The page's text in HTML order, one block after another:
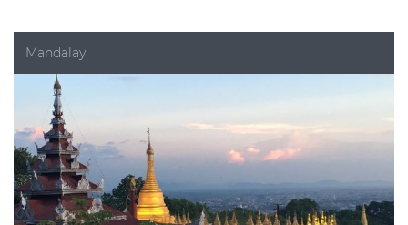
Mandalay